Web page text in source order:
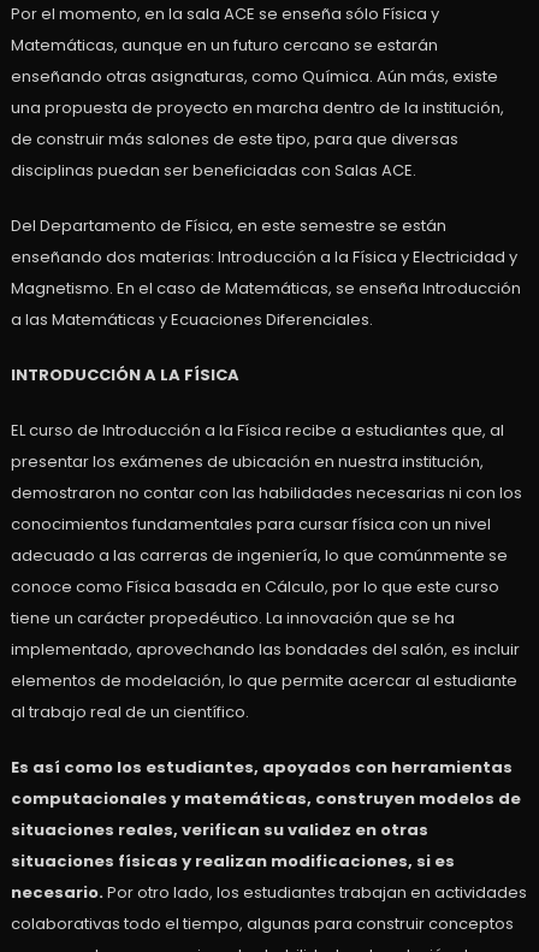
Por el momento, en la sala ACE se enseña sólo Física y
Matemáticas, aunque en un futuro cercano se estarán
enseñando otras asignaturas, como Química. Aún más, existe
una propuesta de proyecto en marcha dentro de la institución,
de construir más salones de este tipo, para que diversas
disciplinas puedan ser beneficiadas con Salas ACE.
Del Departamento de Física, en este semestre se están
enseñando dos materias: Introducción a la Física y Electricidad y
Magnetismo. En el caso de Matemáticas, se enseña Introducción
a las Matemáticas y Ecuaciones Diferenciales.
INTRODUCCIÓN A LA FÍSICA
EL curso de Introducción a la Física recibe a estudiantes que, al
presentar los exámenes de ubicación en nuestra institución,
demostraron no contar con las habilidades necesarias ni con los
conocimientos fundamentales para cursar física con un nivel
adecuado a las carreras de ingeniería, lo que comúnmente se
conoce como Física basada en Cálculo, por lo que este curso
tiene un carácter propedéutico. La innovación que se ha
implementado, aprovechando las bondades del salón, es incluir
elementos de modelación, lo que permite acercar al estudiante
al trabajo real de un científico.
Es así como los estudiantes, apoyados con herramientas
computacionales y matemáticas, construyen modelos de
situaciones reales, verifican su validez en otras
situaciones físicas y realizan modificaciones, si es
necesario.Por otro lado, los estudiantes trabajan en actividades
colaborativas todo el tiempo, algunas para construir conceptos